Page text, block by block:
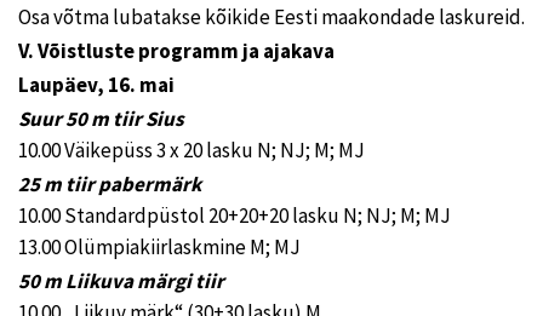
Osa võtma lubatakse kõikide Eesti maakondade laskureid.
V. Võistluste programm ja ajakava
Laupäev, 16. mai
Suur 50 m tiir Sius
10.00 Väikepüss 3 x 20 lasku N; NJ; M; MJ
25 m tiir pabermärk
10.00 Standardpüstol 20+20+20 lasku N; NJ; M; MJ
13.00 Olümpiakiirlaskmine M; MJ
50 m Liikuva märgi tiir